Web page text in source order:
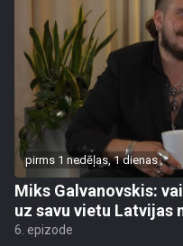
pirms 1 nedēļas, 1 dienas
Miks Galvanovskis:
uz savu vietu Latvijas
6. epizode